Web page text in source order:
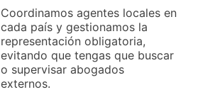
Coordinamos agentes locales en
cada país y gestionamos la
representación obligatoria,
evitando que tengas que buscar
o supervisar abogados
externos.